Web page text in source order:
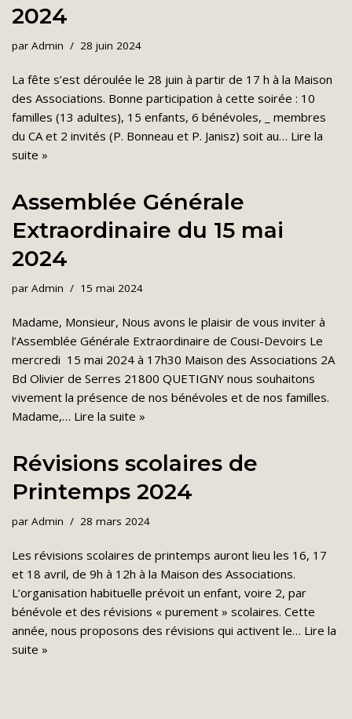
2024
par Admin 28 juin 2024
La fête s’est déroulée le 28 juin à partir de 17 h à la Maison
des Associations. Bonne participation à cette soirée : 10
familles (13 adultes), 15 enfants, 6 bénévoles, _ membres
du CA et 2 invités (P. Bonneau et P. Janisz) soit au… Lire la
suite »
Assemblée Générale
Extraordinaire du 15 mai
2024
par Admin 15 mai 2024
Madame, Monsieur, Nous avons le plaisir de vous inviter à
l’Assemblée Générale Extraordinaire de Cousi-Devoirs Le
mercredi 15 mai 2024 à 17h30 Maison des Associations 2A
Bd Olivier de Serres 21800 QUETIGNY nous souhaitons
vivement la présence de nos bénévoles et de nos familles.
Madame,… Lire la suite »
Révisions scolaires de
Printemps 2024
par Admin 28 mars 2024
Les révisions scolaires de printemps auront lieu les 16, 17
et 18 avril, de 9h à 12h à la Maison des Associations.
L’organisation habituelle prévoit un enfant, voire 2, par
bénévole et des révisions « purement » scolaires. Cette
année, nous proposons des révisions qui activent le… Lire la
suite »